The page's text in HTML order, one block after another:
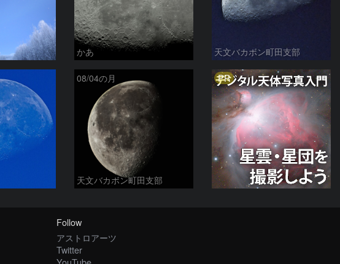
かあ 天文バカボン町田支部
08/04の月
天文バカボン町田支部
PR
Follow
アストロアーツ
Twitter